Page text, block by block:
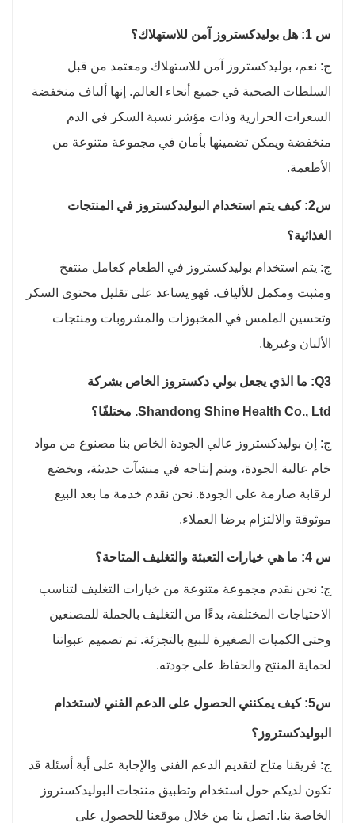
س 1: هل بوليدكستروز آمن للاستهلاك؟
ج: نعم، بوليدكستروز آمن للاستهلاك ومعتمد من قبل
السلطات الصحية في جميع أنحاء العالم. إنها ألياف منخفضة
السعرات الحرارية وذات مؤشر نسبة السكر في الدم
منخفضة ويمكن تضمينها بأمان في مجموعة متنوعة من
الأطعمة.
س2: كيف يتم استخدام البوليدكستروز في المنتجات
الغذائية؟
ج: يتم استخدام بوليدكستروز في الطعام كعامل منتفخ
ومثبت ومكمل للألياف. فهو يساعد على تقليل محتوى السكر
وتحسين الملمس في المخبوزات والمشروبات ومنتجات
الألبان وغيرها.
Q3: ما الذي يجعل بولي دكستروز الخاص بشركة
Shandong Shine Health Co., Ltd. مختلفًا؟
ج: إن بوليدكستروز عالي الجودة الخاص بنا مصنوع من مواد
خام عالية الجودة، ويتم إنتاجه في منشآت حديثة، ويخضع
لرقابة صارمة على الجودة. نحن نقدم خدمة ما بعد البيع
موثوقة والالتزام برضا العملاء.
س 4: ما هي خيارات التعبئة والتغليف المتاحة؟
ج: نحن نقدم مجموعة متنوعة من خيارات التغليف لتناسب
الاحتياجات المختلفة، بدءًا من التغليف بالجملة للمصنعين
وحتى الكميات الصغيرة للبيع بالتجزئة. تم تصميم عبواتنا
لحماية المنتج والحفاظ على جودته.
س5: كيف يمكنني الحصول على الدعم الفني لاستخدام
البوليدكستروز؟
ج: فريقنا متاح لتقديم الدعم الفني والإجابة على أية أسئلة قد
تكون لديكم حول استخدام وتطبيق منتجات البوليدكستروز
الخاصة بنا. اتصل بنا من خلال موقعنا للحصول على